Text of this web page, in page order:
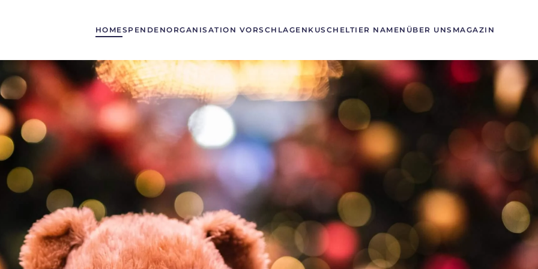
HOMESPENDENORGANISATION VORSCHLAGEN KUSCHELTIER NAMEN ÜBER UNS MAGAZIN